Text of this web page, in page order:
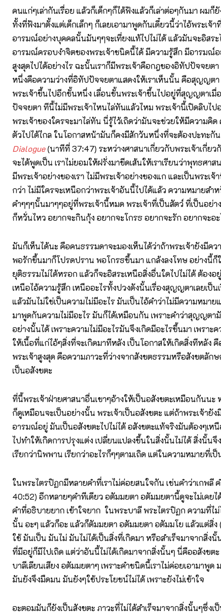
คนแก่ๆเล่ากันเรื่อย แล้วก็เด็กๆก็ได้ฟังแล้วก็เล่าต่อๆกันมา ผมก็
ทั้งที่ฟังมาตั้งแต่เด็กเล็กๆ ก็เลยเอามาพูดกันเดี๋ยวนี้ว่าไอ้พระเจ้
อารมณ์อย่างบุคคลนั้นมันๆๆจะเที่ยงแท้ไปไม่ได้ แล้วมันจะอิสระ
อารมณ์ครอบงำจิตของพระเจ้าชนิดนี้ได้ มีความรู้สึก มีอารมณ์
สูงสุดไปได้อย่างไร ฉะนั้นเราก็มีพระเจ้าคือกฎของอิทัปปัจจยต
หนึ่งคือความว่างที่อิทัปปัจจยตาแสดงให้เราเห็นนั้น คือสุญญต
พระเจ้าขึ้นไปอีกชั้นหนึ่ง เลื่อนชั้นพระเจ้าขึ้นไปอยู่ที่สุญญตาเ
ปัจจยตา ทีนี้ไม่มีพระเจ้าไหนไล่ทันแล้วไหม พระเจ้านี้เปิดลิบไ
พระเจ้าของใครจะมาไล่ทัน นี่รู้ไว้เถิดว่ามันจะช่วยให้มีความคิด
ตัวไปได้ไกล ในโอกาสหน้ามันก็คงมีสักวันหนึ่งที่จะต้องปะทะกั
Dialogue(นาทีที่ 37:47) ระหว่างศาสนาเกี่ยวกับพระเจ้าเกี่ยวกั
จะได้พูดเป็น เราไม่ยอมให้ฝรั่งมาขีดเส้นให้เราเรียนว่าพุทธศาสน
มีพระเจ้าอย่างของเรา ไม่มีพระเจ้าอย่างของแก และเป็นพระเจ้
กว่า ไม่มีใครจะเหนือกว่าพระเจ้าอันนี้ไปได้แล้ว ความหมายสำ
คำๆๆๆนั้นมาๆๆอยู่ที่พระเจ้านี้หมด พระเจ้าที่เป็นสัตว์ ที่เป็นอย่า
ก็หวั่นไหว อยากจะกินกุ้ง อยากจะโกรธ อยากจะรัก อยากจะอ
มันก็เห็นได้นะ คือคนธรรมดาจะมองเห็นได้ว่าถ้าพระเจ้ายังมีค
พอรักขึ้นมาก็โปรดปราน พอโกรธขึ้นมา แกล้งลงโทษ อย่างนี้ก็
ยุติธรรมไม่ได้หรอก แล้วก็จะอิสระเหนือสิ่งอื่นใดไปไม่ได้ ต้อง
เหนือไอ้ความรู้สึก เหนืออะไรทั้งปวงดังนั้นเรื่องสุญญตาเลยเป็น
แล้วมันไม่ใช่เป็นความไม่มีอะไร มันเป็นไอ้คำว่าไม่มีความหมา
มาพูดกันความไม่มีอะไร มันก็ได้เหมือนกัน เพราะคำว่าสุญญตา
อย่างนั้นได้ เพราะความไม่มีอะไรมันจึงเกิดมีอะไรขึ้นมา เพราะ
ให้เนื้อที่แก่ไอ้ๆสิ่งที่จะเกิดมาทีหลัง เป็นโอกาสให้เกิดสิ่งทีหลัง
พระเจ้าสูงสุด คือความภาวะที่ว่างจากสังขตธรรมหรือสังขตลัก
เป็นอสังขตะ
ที่นี้พระเจ้าฝ่ายศาสนาอื่นเขาๆอ้างให้เป็นอสังขตะเหมือนกันน
ก็ดูเหมือนจะเป็นอย่างนั้น พระเจ้าเป็นอสังขตะ แต่ถ้าพระเจ้ายั
อารมณ์อยู่ มันเป็นอสังขตะไปไม่ได้ อสังขตะแท้จริงมันต้องๆเห
ไปทำให้เกิดการปรุงแต่ง เปลี่ยนแปลงขึ้นในสิ่งนั้นไม่ได้ สิ่งนั้นจึ
เรียกว่านิพพาน เรียกว่าอะไรก็ๆๆตามเถิด แต่ในความหมายที่เ
ในพระไตรปิฏกมีหลายคำที่เราไม่ค่อยสนใจกัน เช่นคำว่าเกพลี
40:52) อีกหลายๆคำทีเดียว อตัมมยตา อตัมมยตานี้ดูจะไม่เคย
คำที่อธิบายยาก เข้าใจยาก ในพระบาลี พระไตรปิฏก ความที่ไม่
นั้น อะๆ แล้วก็อะ แล้วก็ตัมมยตา อตัมมยตา อตัมมโย แล้วแต่สิ่ง
ใช้ มันเป็น มันไม่ มันไม่ได้เป็นสิ่งที่เกิดมา หรือสำเร็จมาจากสิ่งนั้
ที่มีอยู่ก็มีไปเถิด แต่ว่าอันนี้ไม่ได้เกิดมาจากสิ่งนั้นๆ นี่คืออสังข
บาลีเลียนเสียง อตัมมยตาๆ เพราะคำชนิดนี้เราไม่ค่อยเอามาพูด
มันยังจึงมืดมน มันยังๆใช้ประโยชน์ไม่ได้ เพราะยังไม่เข้าใจ
อะตอมมันก็ยังเป็นสังขตะ ภาวะที่ไม่ได้สำเร็จมาจากสิ่งนั้นๆซึ่งเ